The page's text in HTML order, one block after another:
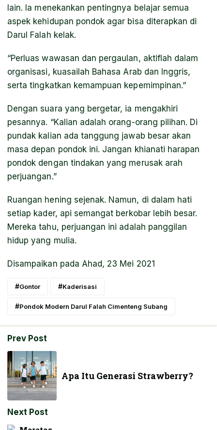
lain. Ia menekankan pentingnya belajar semua
aspek kehidupan pondok agar bisa diterapkan di
Darul Falah kelak.
“Perluas wawasan dan pergaulan, aktiflah dalam
organisasi, kuasailah Bahasa Arab dan Inggris,
serta tingkatkan kemampuan kepemimpinan.”
Dengan suara yang bergetar, ia mengakhiri
pesannya. “Kalian adalah orang-orang pilihan. Di
pundak kalian ada tanggung jawab besar akan
masa depan pondok ini. Jangan khianati harapan
pondok dengan tindakan yang merusak arah
perjuangan.”
Ruangan hening sejenak. Namun, di dalam hati
setiap kader, api semangat berkobar lebih besar.
Mereka tahu, perjuangan ini adalah panggilan
hidup yang mulia.
Disampaikan pada Ahad, 23 Mei 2021
Gontor Kaderisasi
Pondok Modern Darul Falah Cimenteng Subang
Prev Post
Apa Itu Generasi Strawberry?
Next Post